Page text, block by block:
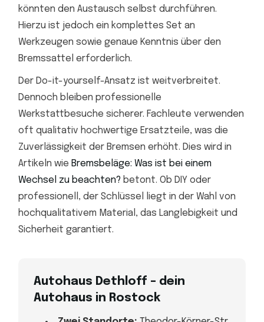
könnten den Austausch selbst durchführen.
Hierzu ist jedoch ein komplettes Set an
Werkzeugen sowie genaue Kenntnis über den
Bremssattel erforderlich.
Der Do-it-yourself-Ansatz ist weitverbreitet.
Dennoch bleiben professionelle
Werkstattbesuche sicherer. Fachleute verwenden
oft qualitativ hochwertige Ersatzteile, was die
Zuverlässigkeit der Bremsen erhöht. Dies wird in
Artikeln wie Bremsbeläge: Was ist bei einem
Wechsel zu beachten? betont. Ob DIY oder
professionell, der Schlüssel liegt in der Wahl von
hochqualitativem Material, das Langlebigkeit und
Sicherheit garantiert.
Autohaus Dethloff – dein
Autohaus in Rostock